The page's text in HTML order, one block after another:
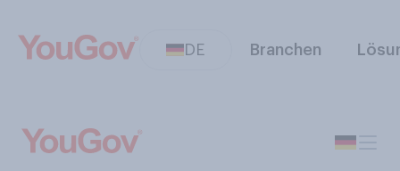
DE Branchen